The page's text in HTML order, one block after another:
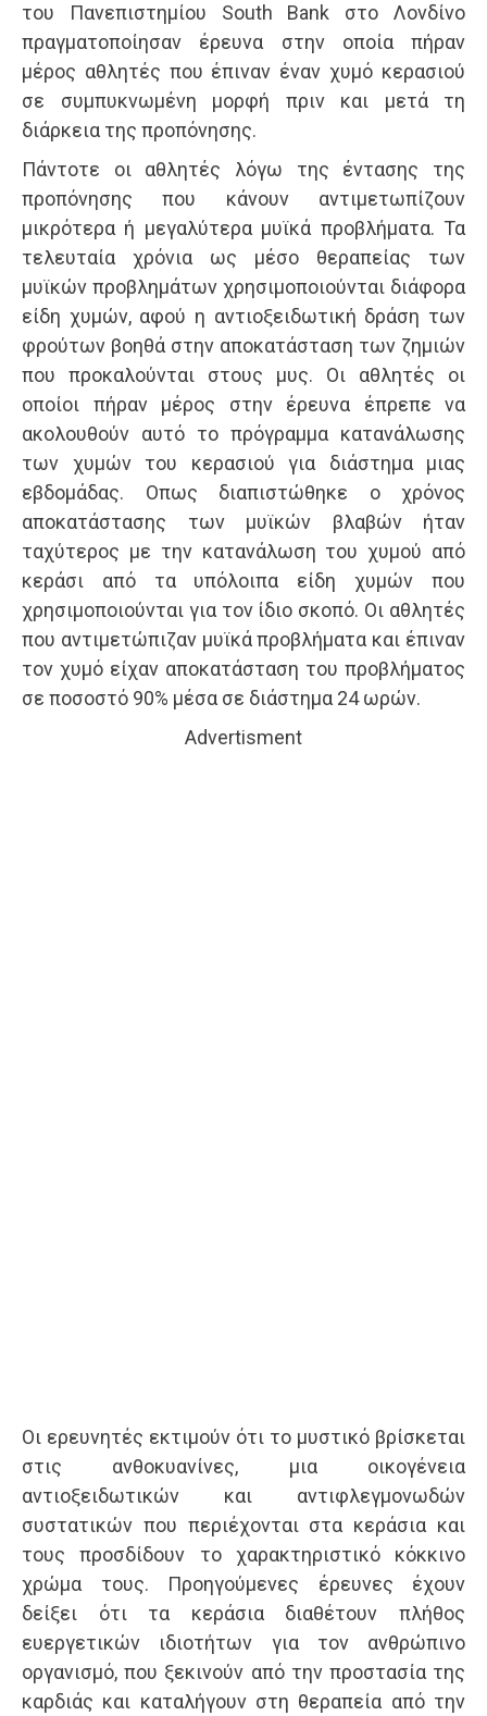
του Πανεπιστημίου South Βank στο Λονδίνο
πραγματοποίησαν έρευνα στην οποία πήραν
μέρος αθλητές που έπιναν έναν χυμό κερασιού
σε συμπυκνωμένη μορφή πριν και μετά τη
διάρκεια της προπόνησης.
Πάντοτε οι αθλητές λόγω της έντασης της
προπόνησης που κάνουν αντιμετωπίζουν
μικρότερα ή μεγαλύτερα μυϊκά προβλήματα. Τα
τελευταία χρόνια ως μέσο θεραπείας των
μυϊκών προβλημάτων χρησιμοποιούνται διάφορα
είδη χυμών, αφού η αντιοξειδωτική δράση των
φρούτων βοηθά στην αποκατάσταση των ζημιών
που προκαλούνται στους μυς. Οι αθλητές οι
οποίοι πήραν μέρος στην έρευνα έπρεπε να
ακολουθούν αυτό το πρόγραμμα κατανάλωσης
των χυμών του κερασιού για διάστημα μιας
εβδομάδας. Οπως διαπιστώθηκε ο χρόνος
αποκατάστασης των μυϊκών βλαβών ήταν
ταχύτερος με την κατανάλωση του χυμού από
κεράσι από τα υπόλοιπα είδη χυμών που
χρησιμοποιούνται για τον ίδιο σκοπό. Οι αθλητές
που αντιμετώπιζαν μυϊκά προβλήματα και έπιναν
τον χυμό είχαν αποκατάσταση του προβλήματος
σε ποσοστό 90% μέσα σε διάστημα 24 ωρών.
Advertisment
Οι ερευνητές εκτιμούν ότι το μυστικό βρίσκεται
στις ανθοκυανίνες, μια οικογένεια
αντιοξειδωτικών και αντιφλεγμονωδών
συστατικών που περιέχονται στα κεράσια και
τους προσδίδουν το χαρακτηριστικό κόκκινο
χρώμα τους. Προηγούμενες έρευνες έχουν
δείξει ότι τα κεράσια διαθέτουν πλήθος
ευεργετικών ιδιοτήτων για τον ανθρώπινο
οργανισμό, που ξεκινούν από την προστασία της
καρδιάς και καταλήγουν στη θεραπεία από την